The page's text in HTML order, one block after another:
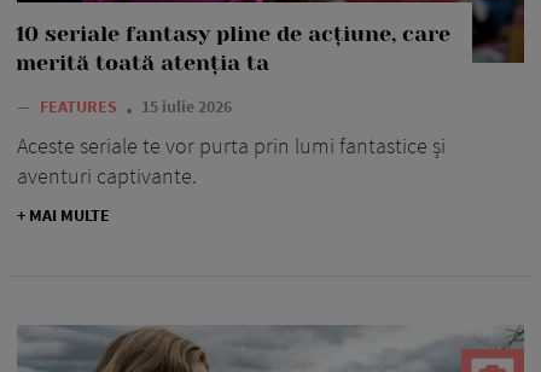
10 seriale fantasy pline de acțiune, care
merită toată atenția ta
— FEATURES 15 iulie 2026
Aceste seriale te vor purta prin lumi fantastice și
aventuri captivante.
+ MAI MULTE